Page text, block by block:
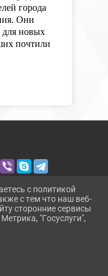
города
Они
для новых
почтили
с политикой
с тем что наш веб-
сторонние сервисы
"Госуслуги",